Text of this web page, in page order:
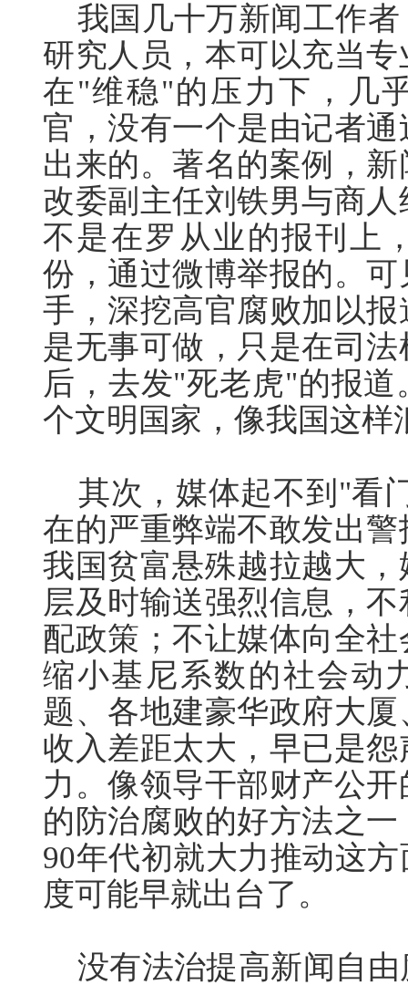
我国几十万新闻工作者
研究人员，本可以充当
在"维稳"的压力下，几
官，没有一个是由记者
出来的。著名的案例，
改委副主任刘铁男与商
不是在罗从业的报刊上
份，通过微博举报的。
手，深挖高官腐败加以
是无事可做，只是在司
后，去发"死老虎"的报
个文明国家，像我国
其次，媒体起不到"看
在的严重弊端不敢发出
我国贫富悬殊越拉越大
层及时输送强烈信息，
配政策；不让媒体向全
缩小基尼系数的社会动
题、各地建豪华政府大
收入差距太大，早已是
力。像领导干部财产公
的防治腐败的好方法之
90年代初就大力推动这
度可能早就出台了。
没有法治提高新闻自由